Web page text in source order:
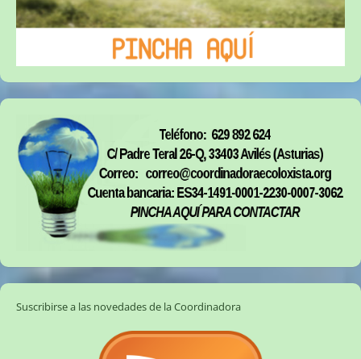
Suscribirse a las novedades de la Coordinadora